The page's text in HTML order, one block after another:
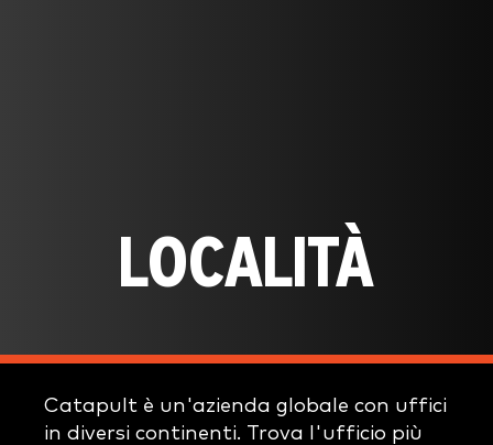
LOCALITÀ
Catapult è un'azienda globale con uffici
in diversi continenti. Trova l'ufficio più